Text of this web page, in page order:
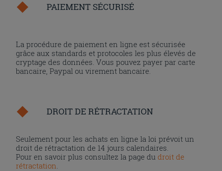
PAIEMENT SÉCURISÉ
La procédure de paiement en ligne est sécurisée
grâce aux standards et protocoles les plus élevés de
cryptage des données. Vous pouvez payer par carte
bancaire, Paypal ou virement bancaire.
DROIT DE RÉTRACTATION
Seulement pour les achats en ligne la loi prévoit un
droit de rétractation de 14 jours calendaires.
Pour en savoir plus consultez la page dudroit de
rétractation